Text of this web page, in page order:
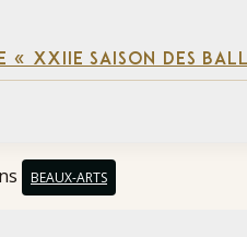
« XXIIE SAISON DES
BEAUX-ARTS